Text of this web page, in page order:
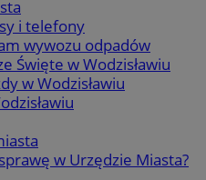
i telefony
wywozu odpadów
Święte w Wodzisławiu
w Wodzisławiu
w Urzędzie Miasta?